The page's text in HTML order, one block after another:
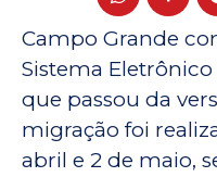
Campo Grande
Sistema Eletrônico
que passou da
migração foi
abril e 2 de maio,